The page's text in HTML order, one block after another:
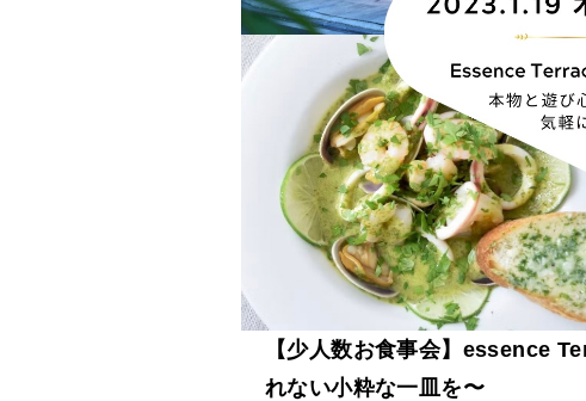
【少人数お食事会】essence
れない小粋な一皿を〜